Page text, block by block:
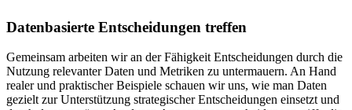
Datenbasierte Entscheidungen treffen
Gemeinsam arbeiten wir an der Fähigkeit Entscheidungen durch die
Nutzung relevanter Daten und Metriken zu untermauern. An Hand
realer und praktischer Beispiele schauen wir uns, wie man Daten
gezielt zur Unterstützung strategischer Entscheidungen einsetzt und